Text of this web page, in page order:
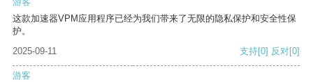
这款加速器VPM应用程序已经为我们带来了无限的隐私保护和安全性保
护。
2025-09-11
支持[0] 反对[0]
游客